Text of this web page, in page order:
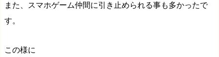
また、スマホゲーム仲間に引き止められる事も多かったで
す。
この様に